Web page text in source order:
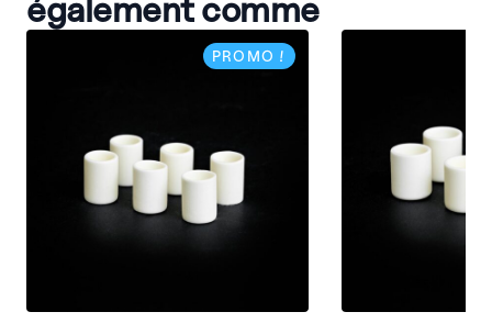
également comme
PROMO !